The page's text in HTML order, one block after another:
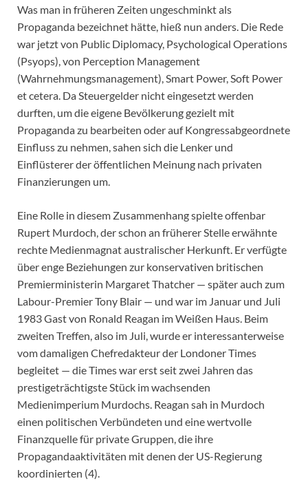
Was man in früheren Zeiten ungeschminkt als
Propaganda bezeichnet hätte, hieß nun anders. Die Rede
war jetzt von Public Diplomacy, Psychological Operations
(Psyops), von Perception Management
(Wahrnehmungsmanagement), Smart Power, Soft Power
et cetera. Da Steuergelder nicht eingesetzt werden
durften, um die eigene Bevölkerung gezielt mit
Propaganda zu bearbeiten oder auf Kongressabgeordnete
Einfluss zu nehmen, sahen sich die Lenker und
Einflüsterer der öffentlichen Meinung nach privaten
Finanzierungen um.
Eine Rolle in diesem Zusammenhang spielte offenbar
Rupert Murdoch, der schon an früherer Stelle erwähnte
rechte Medienmagnat australischer Herkunft. Er verfügte
über enge Beziehungen zur konservativen britischen
Premierministerin Margaret Thatcher — später auch zum
Labour-Premier Tony Blair — und war im Januar und Juli
1983 Gast von Ronald Reagan im Weißen Haus. Beim
zweiten Treffen, also im Juli, wurde er interessanterweise
vom damaligen Chefredakteur der Londoner Times
begleitet — die Times war erst seit zwei Jahren das
prestigeträchtigste Stück im wachsenden
Medienimperium Murdochs. Reagan sah in Murdoch
einen politischen Verbündeten und eine wertvolle
Finanzquelle für private Gruppen, die ihre
Propagandaaktivitäten mit denen der US-Regierung
koordinierten (4).